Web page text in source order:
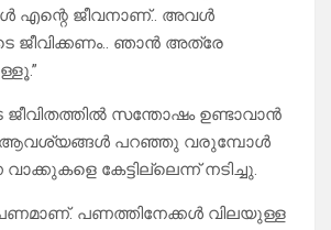
എന്റെ ജീവനാണ്.. അവൾ
ജീവിക്കണം.. ഞാൻ അത്രേ
സന്തോഷം ഉണ്ടാവാൻ
പറഞ്ഞു വരുമ്പോൾ
കേട്ടില്ലെന്ന് നടിച്ചു.
പണത്തിനേക്കൾ വിലയുള്ള